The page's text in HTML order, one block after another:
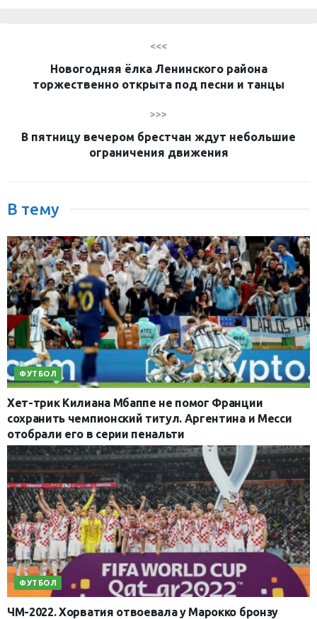
<<<
Новогодняя ёлка Ленинского района
торжественно открыта под песни и танцы
>>>
В пятницу вечером брестчан ждут небольшие
ограничения движения
В тему
ФУТБОЛ
Хет-трик Килиана Мбаппе не помог Франции
сохранить чемпионский титул. Аргентина и Месси
отобрали его в серии пенальти
ФУТБОЛ
ЧМ-2022. Хорватия отвоевала у Марокко бронзу